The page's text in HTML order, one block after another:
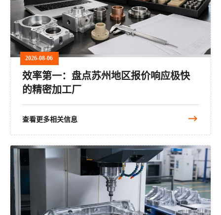
2026-08-06
效率第一：盘点苏州地区报价响应极快
的精密加工厂
查看更多相关信息